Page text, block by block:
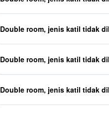
Double room, jenis katil tidak
Double room, jenis katil tidak
Double room, jenis katil tidak